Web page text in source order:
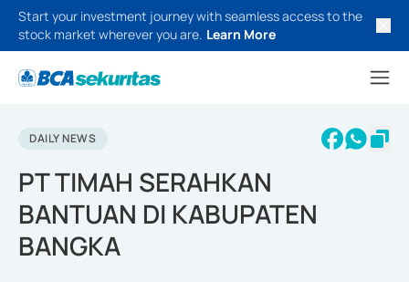
Start your investment journey with seamless access to the
stock market wherever you are. Learn More
DAILY NEWS
PT TIMAH SERAHKAN
BANTUAN DI KABUPATEN
BANGKA